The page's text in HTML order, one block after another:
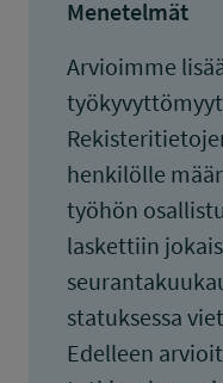
Menetelmät
Arvioimme
henkilölle
työhön
laskettiin
statuksessa
Edelleen